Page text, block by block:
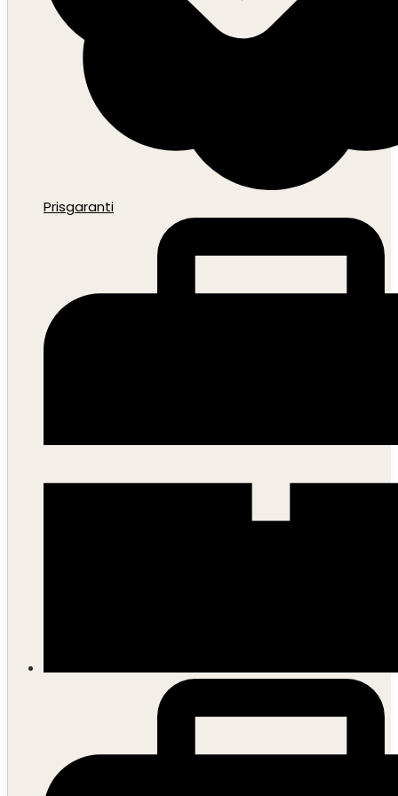
Prisgaranti